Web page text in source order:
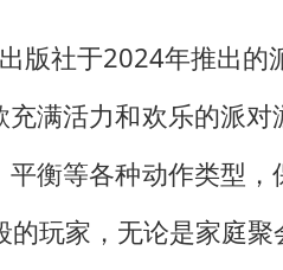
版社于2024年推出的
满活力和欢乐的派
衡等各种动作类型
玩家，无论是家庭